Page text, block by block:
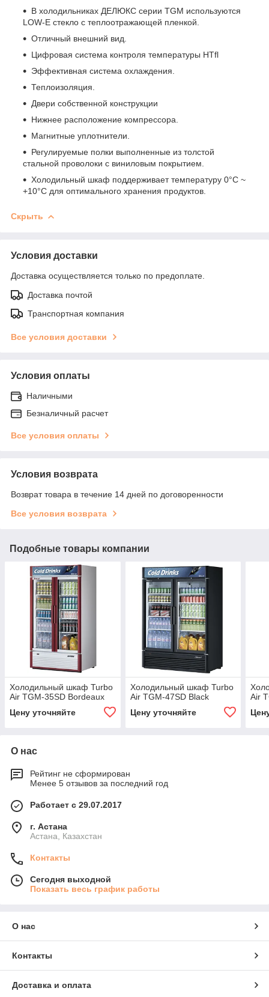
В холодильниках ДЕЛЮКС серии TGM используются
LOW-E стекло с теплоотражающей пленкой.
Отличный внешний вид.
Цифровая система контроля температуры HTfl
Эффективная система охлаждения.
Теплоизоляция.
Двери собственной конструкции
Нижнее расположение компрессора.
Магнитные уплотнители.
Регулируемые полки выполненные из толстой
стальной проволоки с виниловым покрытием.
Холодильный шкаф поддерживает температуру 0°С ~
+10°С для оптимального хранения продуктов.
Скрыть
Условия доставки
Доставка осуществляется только по предоплате.
Доставка почтой
Транспортная компания
Все условия доставки
Условия оплаты
Наличными
Безналичный расчет
Все условия оплаты
Условия возврата
Возврат товара в течение 14 дней по договоренности
Все условия возврата
Подобные товары компании
Холодильный шкаф Turbo
Air TGM-35SD Bordeaux
Цену уточняйте
Холодильный шкаф Turbo
Air TGM-47SD Black
Цену уточняйте
Air
О нас
Рейтинг не сформирован
Менее 5 отзывов за последний год
Работает с 29.07.2017
г. Астана
Астана, Казахстан
Контакты
Сегодня выходной
Показать весь график работы
О нас
Контакты
Доставка и оплата